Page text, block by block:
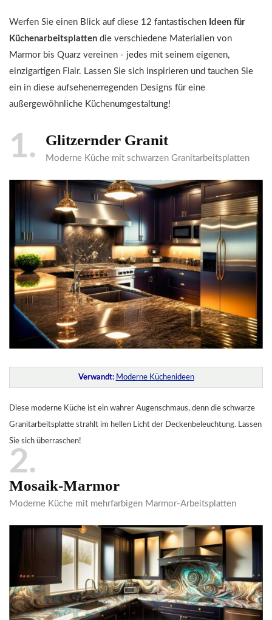
Werfen Sie einen Blick auf diese 12 fantastischen Ideen für
Küchenarbeitsplatten die verschiedene Materialien von
Marmor bis Quarz vereinen - jedes mit seinem eigenen,
einzigartigen Flair. Lassen Sie sich inspirieren und tauchen Sie
ein in diese aufsehenerregenden Designs für eine
außergewöhnliche Küchenumgestaltung!
1 Glitzernder Granit
Moderne Küche mit schwarzen Granitarbeitsplatten
Verwandt: Moderne Küchenideen
Diese moderne Küche ist ein wahrer Augenschmaus, denn die schwarze
Granitarbeitsplatte strahlt im hellen Licht der Deckenbeleuchtung. Lassen
Sie sich überraschen!
2
Mosaik-Marmor
Moderne Küche mit mehrfarbigen Marmor-Arbeitsplatten